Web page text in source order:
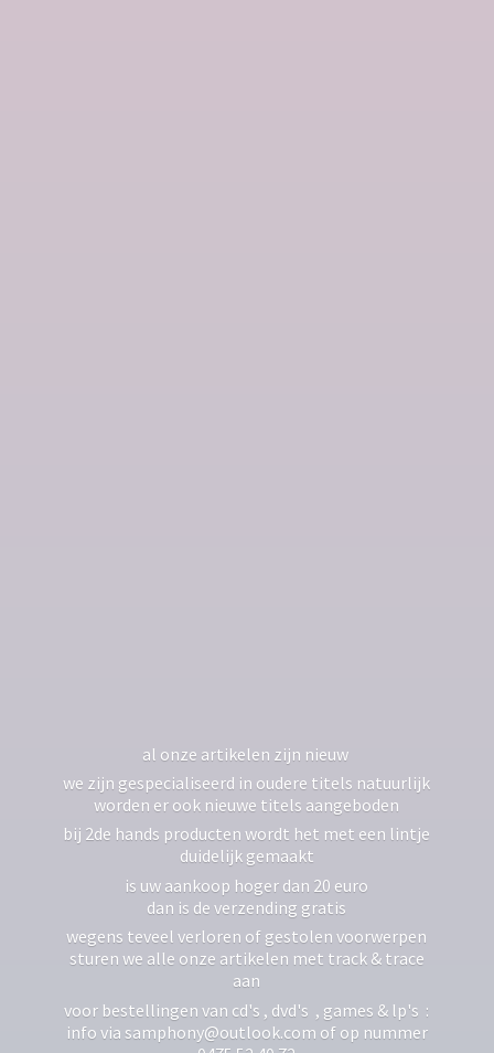
al onze artikelen zijn nieuw
we zijn gespecialiseerd in oudere titels natuurlijk
worden er ook nieuwe titels aangeboden
bij 2de hands producten wordt het met een lintje
duidelijk gemaakt
is uw aankoop hoger dan 20 euro
dan is de verzending gratis
wegens teveel verloren of gestolen voorwerpen
sturen we alle onze artikelen met track & trace
aan
voor bestellingen van cd's , dvd's , games & lp's :
info via samphony@outlook.com of op nummer